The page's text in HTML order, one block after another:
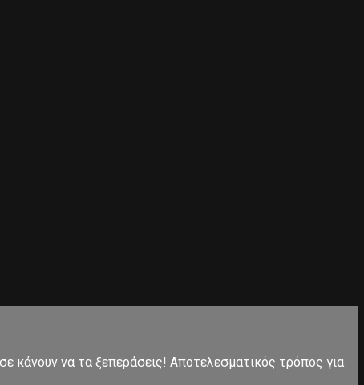
κάνουν να τα ξεπεράσεις! Αποτελεσματικός τρόπος για